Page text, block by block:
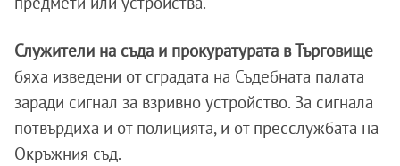
Служители на съда и прокуратурата в Търговище
бяха изведени от сградата на Съдебната палата
заради сигнал за взривно устройство. За сигнала
потвърдиха и от полицията, и от пресслужбата на
Окръжния съд.